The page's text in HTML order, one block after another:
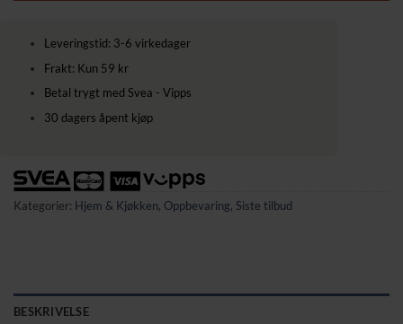
Leveringstid: 3-6 virkedager
Frakt: Kun 59 kr
Betal trygt med Svea - Vipps
30 dagers åpent kjøp
Kategorier: Hjem & Kjøkken, Oppbevaring, Siste tilbud
BESKRIVELSE